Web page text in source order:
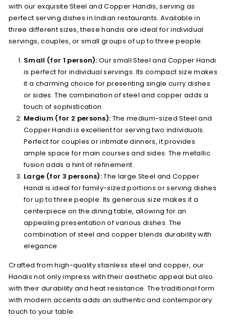
with our exquisite Steel and Copper Handis, serving as
perfect serving dishes in Indian restaurants. Available in
three different sizes, these handis are ideal for individual
servings, couples, or small groups of up to three people.
Small (for 1 person): Our small Steel and Copper Handi
is perfect for individual servings. Its compact size makes
it a charming choice for presenting single curry dishes
or sides. The combination of steel and copper adds a
touch of sophistication.
Medium (for 2 persons): The medium-sized Steel and
Copper Handi is excellent for serving two individuals.
Perfect for couples or intimate dinners, it provides
ample space for main courses and sides. The metallic
fusion adds a hint of refinement.
Large (for 3 persons):The large Steel and Copper
Handi is ideal for family-sized portions or serving dishes
for up to three people. Its generous size makes it a
centerpiece on the dining table, allowing for an
appealing presentation of various dishes. The
combination of steel and copper blends durability with
elegance.
Crafted from high-quality stainless steel and copper, our
Handis not only impress with their aesthetic appeal but also
with their durability and heat resistance. The traditional form
with modern accents adds an authentic and contemporary
touch to your table.